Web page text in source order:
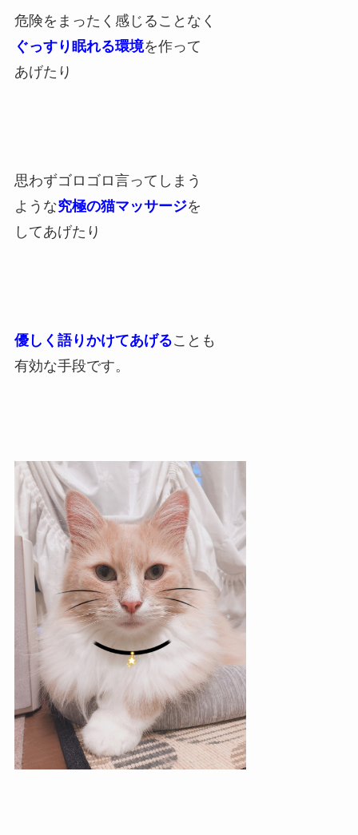
危険をまったく感じることなく
ぐっすり眠れる環境を作って
あげたり
思わずゴロゴロ言ってしまう
ような究極の猫マッサージを
してあげたり
優しく語りかけてあげることも
有効な手段です。